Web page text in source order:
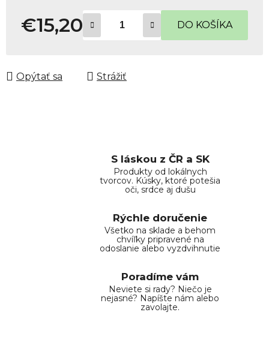
€15,20 DO KOŠÍKA
Opýtať sa Strážiť
S láskou z ČR a SK
Produkty od lokálnych
tvorcov. Kúsky, ktoré potešia
oči, srdce aj dušu
Rýchle doručenie
Všetko na sklade a behom
chvíľky pripravené na
odoslanie alebo vyzdvihnutie
Poradíme vám
Neviete si rady? Niečo je
nejasné? Napíšte nám alebo
zavolajte.